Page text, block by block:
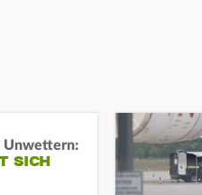
Unwettern:
SICH